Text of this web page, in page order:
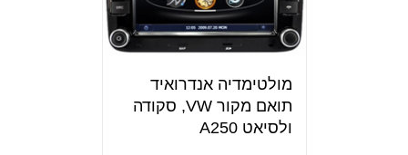
מולטימדיה אנדרואיד
תואם מקור VW, סקודה
ולסיאט A250